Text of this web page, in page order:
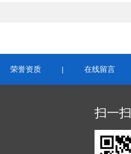
荣誉资质 | 在线留言
扫一扫